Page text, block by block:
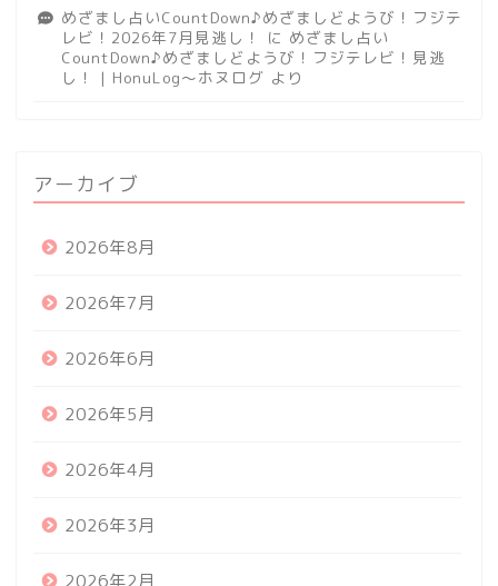
めざまし占いCountDown♪めざましどようび！フジテ
レビ！2026年7月見逃し！
に めざまし占い
CountDown♪めざましどようび！フジテレビ！見逃
し！ | HonuLog～ホヌログ より
アーカイブ
2026年8月
2026年7月
2026年6月
2026年5月
2026年4月
2026年3月
2026年2月